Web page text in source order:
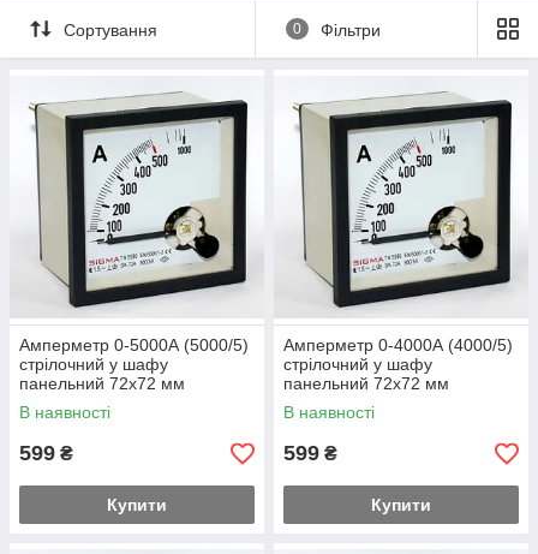
Сортування 0 Фільтри
Амперметр 0-5000А (5000/5)
стрілочний у шафу
панельний 72х72 мм
змінного струму
В наявності
599 ₴
Купити
Амперметр 0-4000А (4000/5)
стрілочний у шафу
панельний 72х72 мм
змінного струму
В наявності
599 ₴
Купити